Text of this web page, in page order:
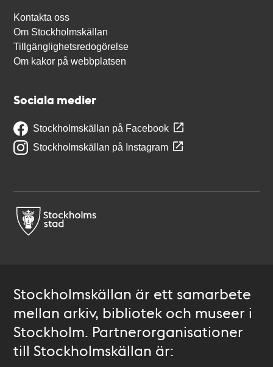
Kontakta oss
Om Stockholmskällan
Tillgänglighetsredogörelse
Om kakor på webbplatsen
Sociala medier
Stockholmskällan på Facebook
Stockholmskällan på Instagram
Stockholmskällan är ett samarbete
mellan arkiv, bibliotek och museer i
Stockholm. Partnerorganisationer
till Stockholmskällan är: